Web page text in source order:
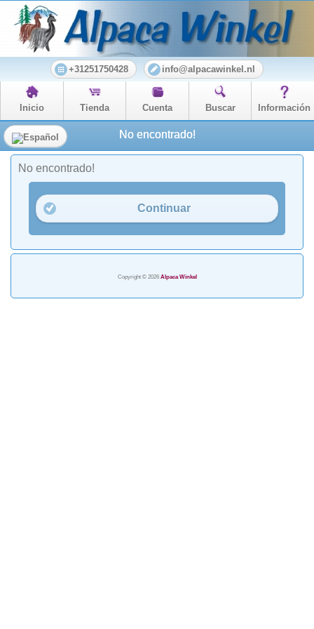
+31251750428 info@alpacawinkel.nl
Inicio Tienda Cuenta Buscar Información
No encontrado!
No encontrado!
Continuar
Copyright © 2026 Alpaca Winkel